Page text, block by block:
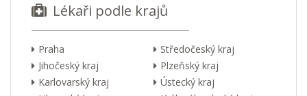
Lékaři podle krajů
Praha
Středočeský kraj
Jihočeský kraj
Plzeňský kraj
Karlovarský kraj
Ústecký kraj